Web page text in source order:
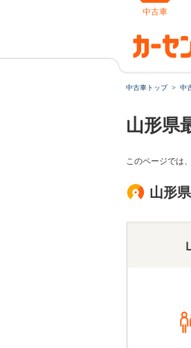
中古車
中古車トップ 中
山形県
このページでは
山形